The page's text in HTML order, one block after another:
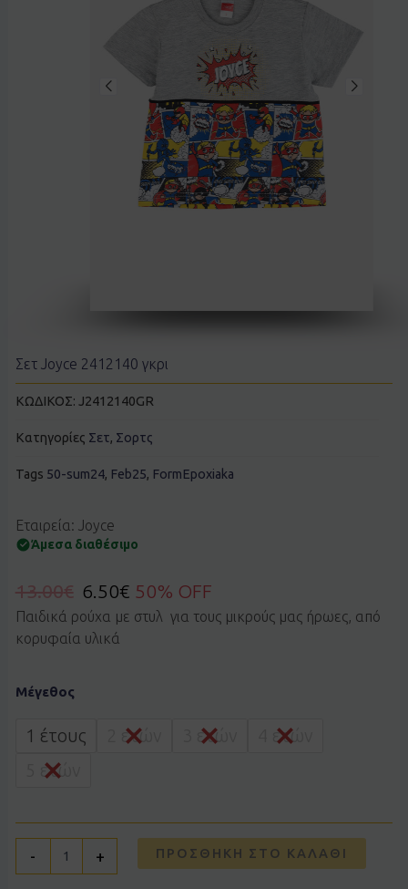
Σετ Joyce 2412140 γκρι
ΚΩΔΙΚΟΣ: J2412140GR
Κατηγορίες Σετ, Σορτς
Tags 50-sum24, Feb25, FormEpoxiaka
Εταιρεία: Joyce
Άμεσα διαθέσιμο
13.00€ 6.50€ 50% OFF
Παιδικά ρούχα με στυλ για τους μικρούς μας ήρωες, από
κορυφαία υλικά
Μέγεθος
1 έτους 2 ετών 3 ετών
4 ετών
5 ετών
-
Joyce
γκρι
ποσότητα
+ ΠΡΟΣΘΉΚΗ ΣΤΟ ΚΑΛΆΘΙ